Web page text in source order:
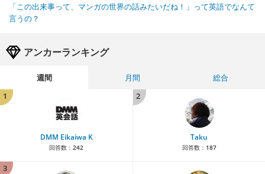
「この出来事って、マンガの世界の話みたいだね！」って英語でなんて
言うの？
アンカーランキング
週間 月間
総合
1
DMM Eikaiwa K
回答数： 242
2
Taku
回答数： 187
3